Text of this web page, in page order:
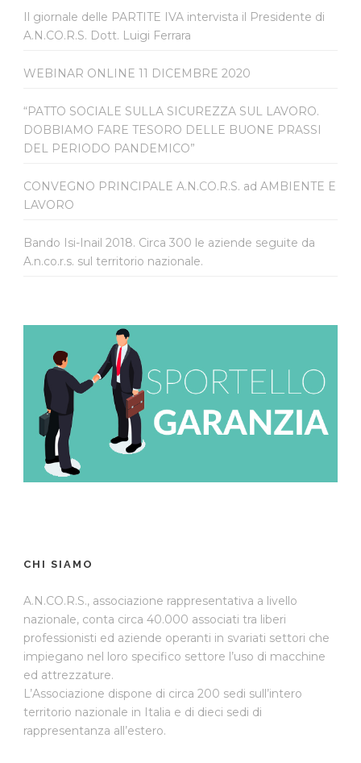
Il giornale delle PARTITE IVA intervista il Presidente di
A.N.CO.R.S. Dott. Luigi Ferrara
WEBINAR ONLINE 11 DICEMBRE 2020
“PATTO SOCIALE SULLA SICUREZZA SUL LAVORO.
DOBBIAMO FARE TESORO DELLE BUONE PRASSI
DEL PERIODO PANDEMICO”
CONVEGNO PRINCIPALE A.N.CO.R.S. ad AMBIENTE E
LAVORO
Bando Isi-Inail 2018. Circa 300 le aziende seguite da
A.n.co.r.s. sul territorio nazionale.
CHI SIAMO
A.N.CO.R.S., associazione rappresentativa a livello
nazionale, conta circa 40.000 associati tra liberi
professionisti ed aziende operanti in svariati settori che
impiegano nel loro specifico settore l’uso di macchine
ed attrezzature.
L’Associazione dispone di circa 200 sedi sull’intero
territorio nazionale in Italia e di dieci sedi di
rappresentanza all’estero.